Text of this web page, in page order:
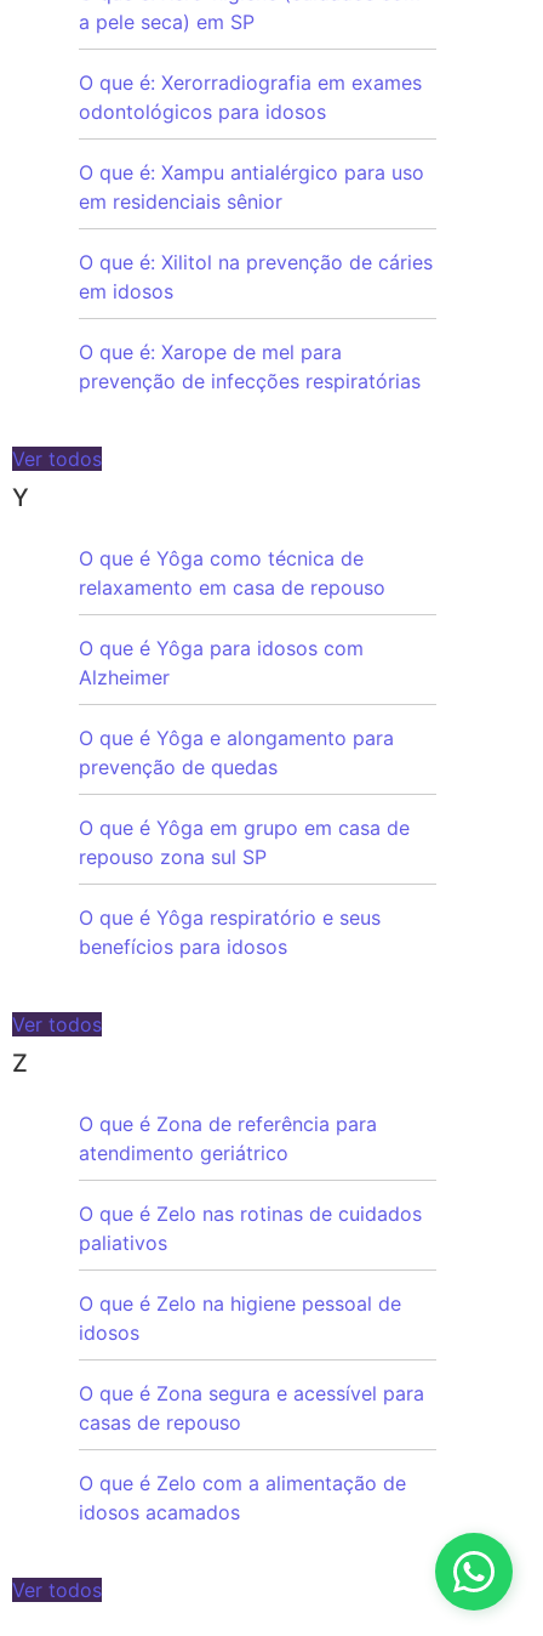
a pele seca) em SP
O que é: Xerorradiografia em exames
odontológicos para idosos
O que é: Xampu antialérgico para uso
em residenciais sênior
O que é: Xilitol na prevenção de cáries
em idosos
O que é: Xarope de mel para
prevenção de infecções respiratórias
Ver todos
Y
O que é Yôga como técnica de
relaxamento em casa de repouso
O que é Yôga para idosos com
Alzheimer
O que é Yôga e alongamento para
prevenção de quedas
O que é Yôga em grupo em casa de
repouso zona sul SP
O que é Yôga respiratório e seus
benefícios para idosos
Ver todos
Z
O que é Zona de referência para
atendimento geriátrico
O que é Zelo nas rotinas de cuidados
paliativos
O que é Zelo na higiene pessoal de
idosos
O que é Zona segura e acessível para
casas de repouso
O que é Zelo com a alimentação de
idosos acamados
Ver todos